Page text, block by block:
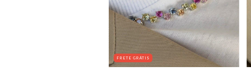
FRETE GRÁTIS